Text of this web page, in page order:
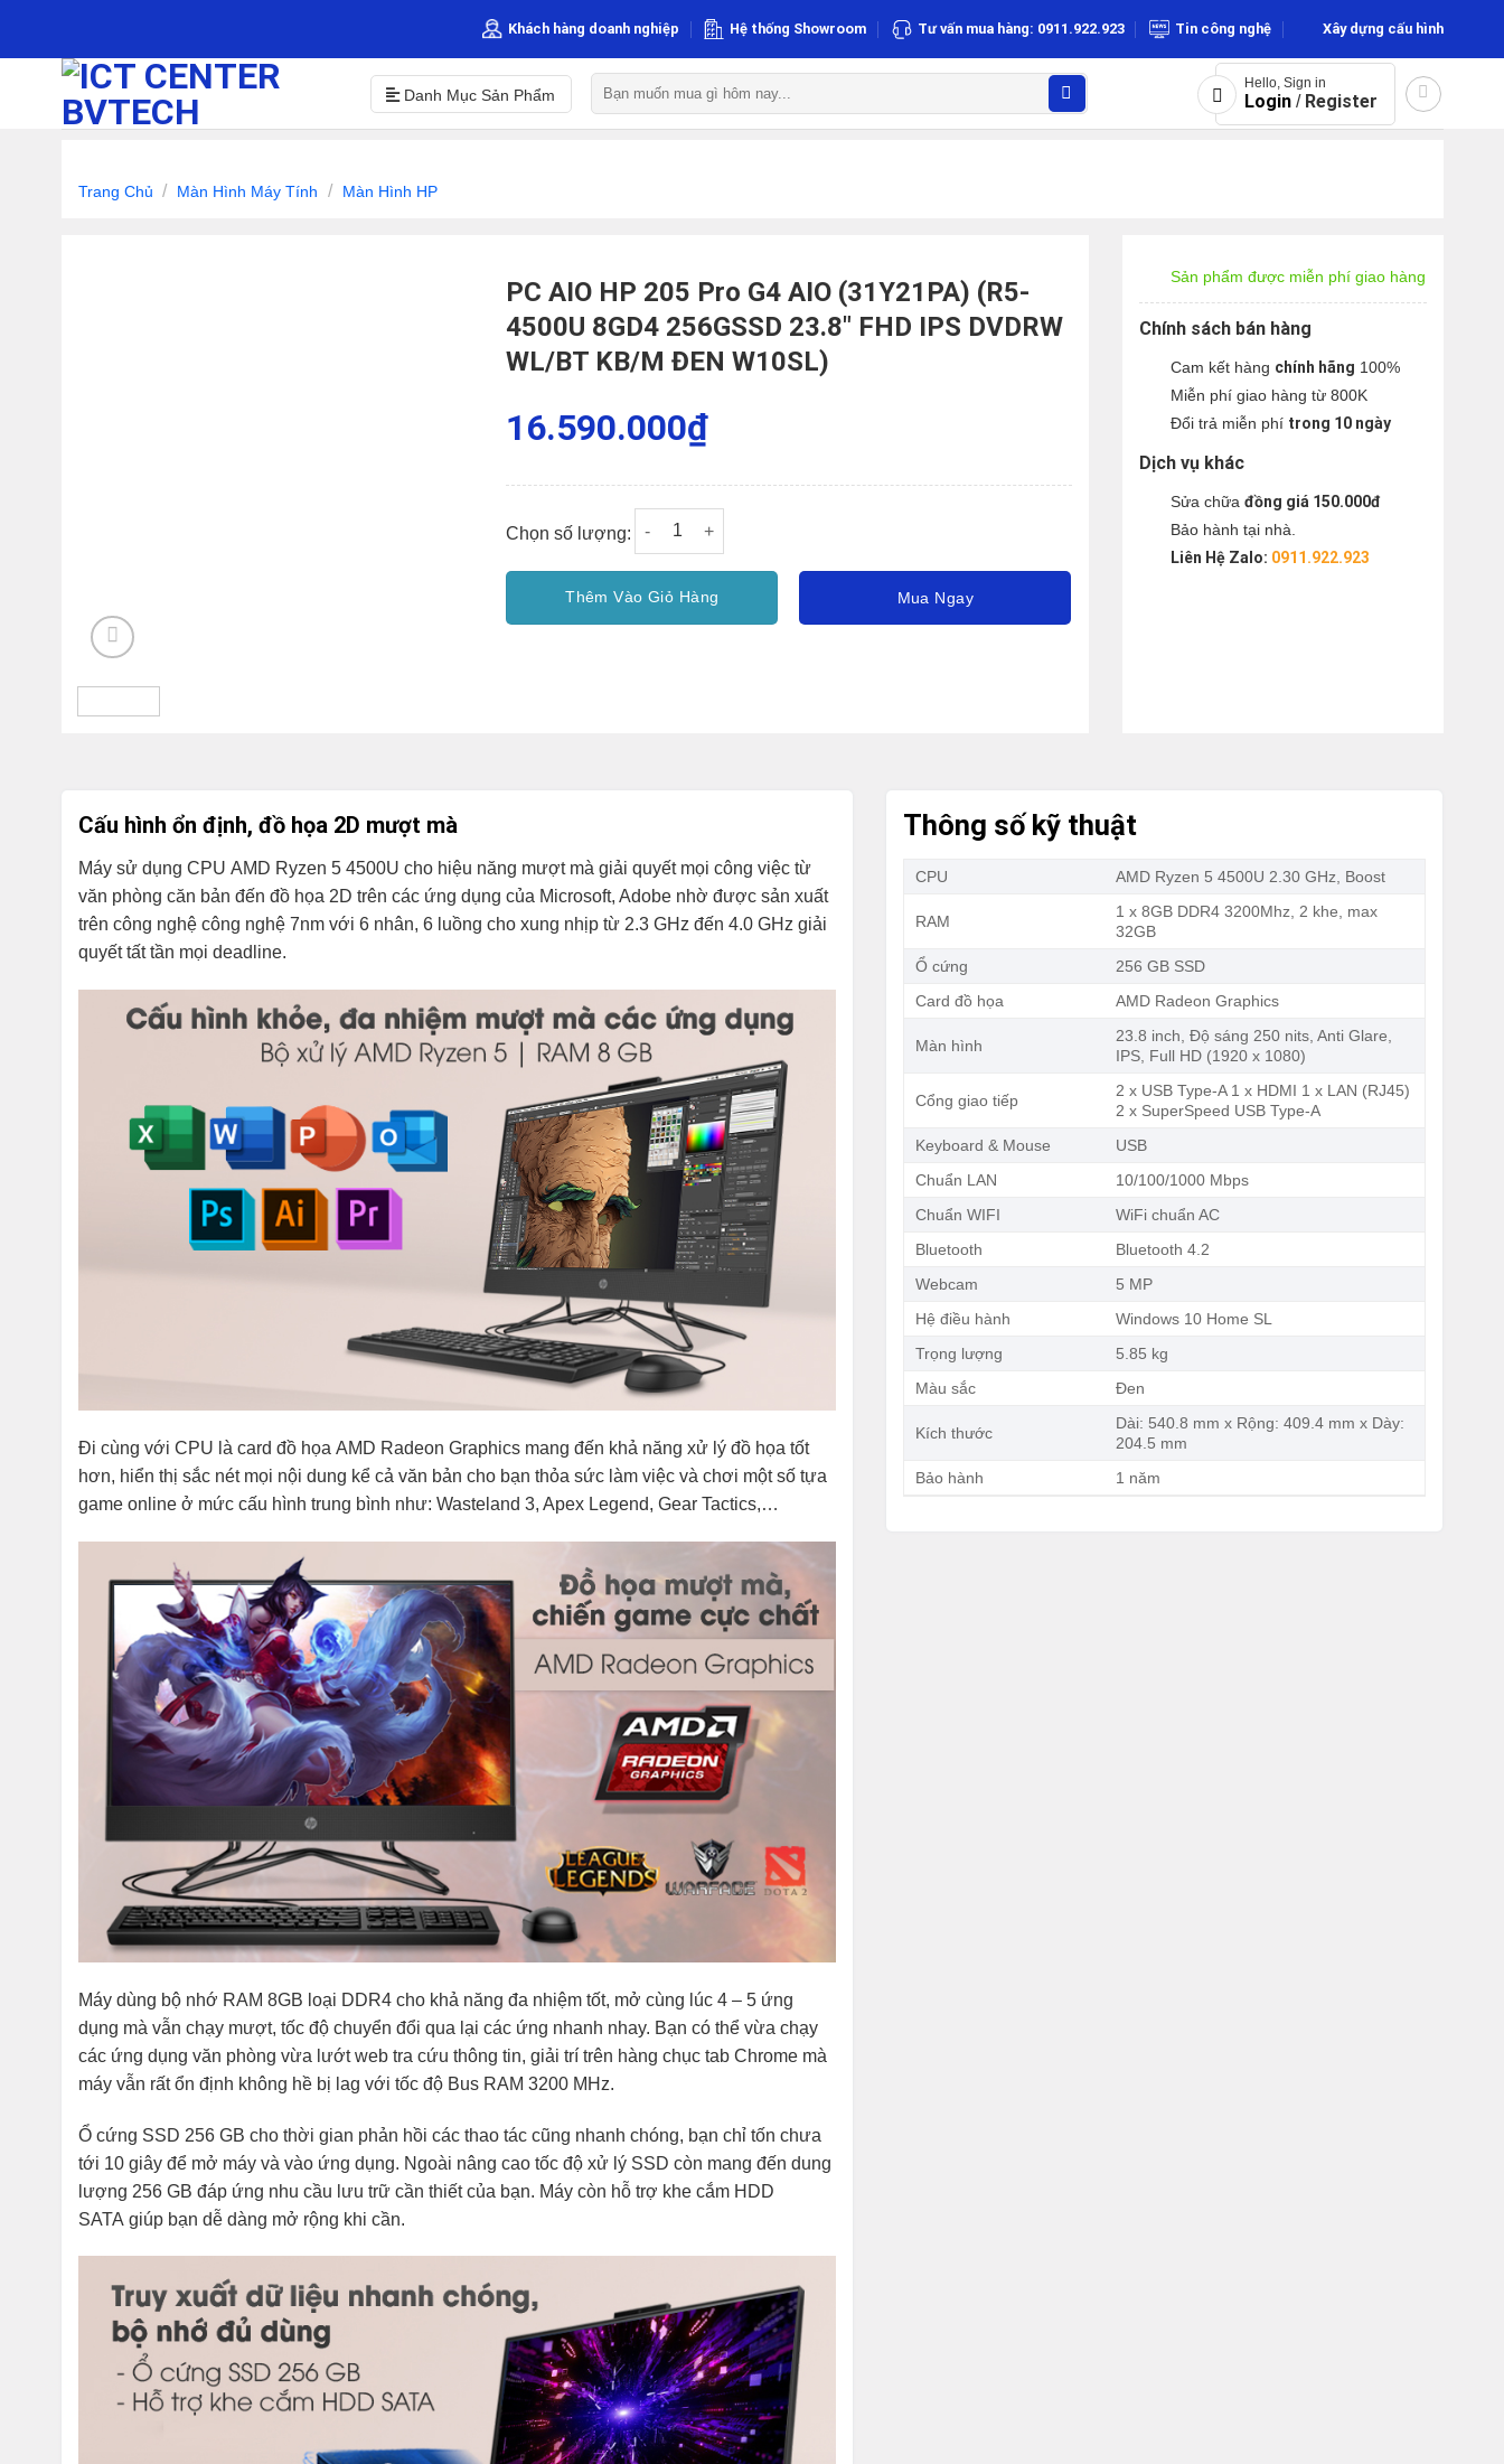
Khách hàng doanh nghiệp Hệ thống Showroom Tư vấn mua hàng: 0911.922.923 Tin công nghệ Xây dựng cấu hình
Danh Mục Sản Phẩm
Tìm
kiếm:
Hello, Sign in
Login / Register
Trang Chủ / Màn Hình Máy Tính / Màn Hình HP
PC AIO HP 205 Pro G4 AIO (31Y21PA) (R5-
4500U 8GD4 256GSSD 23.8″ FHD IPS DVDRW
WL/BT KB/M ĐEN W10SL)
16.590.000₫
PC AIO HP 205 Pro G4 AIO (31Y21PA) (R5-4500U 8GD4 256GSSD 23.8″ FHD IPS DVDRW WL/BT KB/M ĐEN W10SL)
Chọn số lượng:
Thêm Vào Giỏ Hàng Mua Ngay
Sản phẩm được miễn phí giao hàng
Chính sách bán hàng
Cam kết hàng chính hãng 100%
Miễn phí giao hàng từ 800K
Đổi trả miễn phí trong 10 ngày
Dịch vụ khác
Sửa chữađồng giá 150.000đ
Bảo hành tại nhà.
Liên Hệ Zalo: 0911.922.923
Cấu hình ổn định, đồ họa 2D mượt mà
Máy sử dụng CPU AMD Ryzen 5 4500U cho hiệu năng mượt mà giải quyết mọi công việc từ
văn phòng căn bản đến đồ họa 2D trên các ứng dụng của Microsoft, Adobe nhờ được sản xuất
trên công nghệ công nghệ 7nm với 6 nhân, 6 luồng cho xung nhịp từ 2.3 GHz đến 4.0 GHz giải
quyết tất tần mọi deadline.
Đi cùng với CPU là card đồ họa AMD Radeon Graphics mang đến khả năng xử lý đồ họa tốt
hơn, hiển thị sắc nét mọi nội dung kể cả văn bản cho bạn thỏa sức làm việc và chơi một số tựa
game online ở mức cấu hình trung bình như: Wasteland 3, Apex Legend, Gear Tactics,…
Máy dùng bộ nhớ RAM 8GB loại DDR4 cho khả năng đa nhiệm tốt, mở cùng lúc 4 – 5 ứng
dụng mà vẫn chạy mượt, tốc độ chuyển đổi qua lại các ứng nhanh nhay. Bạn có thể vừa chạy
các ứng dụng văn phòng vừa lướt web tra cứu thông tin, giải trí trên hàng chục tab Chrome mà
máy vẫn rất ổn định không hề bị lag với tốc độ Bus RAM 3200 MHz.
Ổ cứng SSD 256 GB cho thời gian phản hồi các thao tác cũng nhanh chóng, bạn chỉ tốn chưa
tới 10 giây để mở máy và vào ứng dụng. Ngoài nâng cao tốc độ xử lý SSD còn mang đến dung
lượng 256 GB đáp ứng nhu cầu lưu trữ cần thiết của bạn. Máy còn hỗ trợ khe cắm HDD
SATA giúp bạn dễ dàng mở rộng khi cần.
Thông số kỹ thuật
CPU AMD Ryzen 5 4500U 2.30 GHz, Boost
RAM
1 x 8GB DDR4 3200Mhz, 2 khe, max
32GB
Ổ cứng
256 GB SSD
Card đồ họa
AMD Radeon Graphics
Màn hình
23.8 inch, Độ sáng 250 nits, Anti Glare,
IPS, Full HD (1920 x 1080)
Cổng giao tiếp
2 x USB Type-A 1 x HDMI 1 x LAN (RJ45)
2 x SuperSpeed USB Type-A
Keyboard & Mouse
USB
Chuẩn LAN
10/100/1000 Mbps
Chuẩn WIFI
WiFi chuẩn AC
Bluetooth
Bluetooth 4.2
Webcam
5 MP
Hệ điều hành
Windows 10 Home SL
Trọng lượng
5.85 kg
Màu sắc
Đen
Kích thước
Dài: 540.8 mm x Rộng: 409.4 mm x Dày:
204.5 mm
Bảo hành
1 năm